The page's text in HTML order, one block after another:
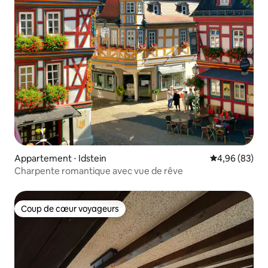
Appartement ⋅ Idstein Évaluation
4,96 (83)
Charpente romantique avec vue de rêve
Coup de cœur voyageurs
Coup de cœur voyageurs